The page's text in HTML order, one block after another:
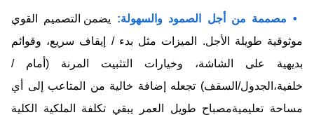
• مصممة من أجل الصمود والسهولة: يضمن التصميم القوي
موثوقية طويلة الأجل. الميزات مثل بدء / إيقاف سريع، وقوائم
بديهية على الشاشة، وخيارات التثبيت المرنة (أمام /
خلفية،الجدول/السقف) تجعله إضافة خالية من المتاعب إلى أي
مساحة تعليميةمصباح طويل العمر يبقي تكلفة الملكية الكلية